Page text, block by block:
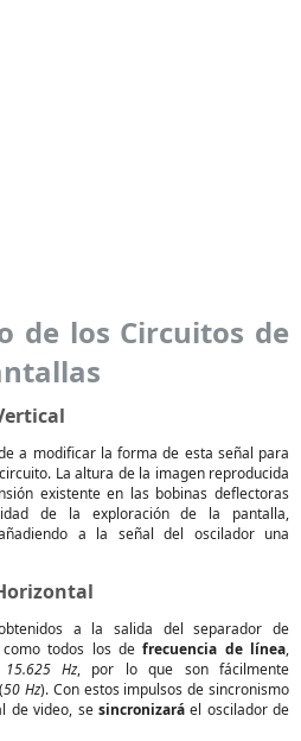
de los Circuitos de
a modificar la forma de esta señal para
La altura de la imagen reproducida
existente en las bobinas deflectoras
de la exploración de la pantalla,
a la señal del oscilador una
a la salida del separador de
como todos los defrecuencia de línea,
15.625 Hz, por lo que son fácilmente
50 Hz). Con estos impulsos de sincronismo
de video, se sincronizaráel oscilador de